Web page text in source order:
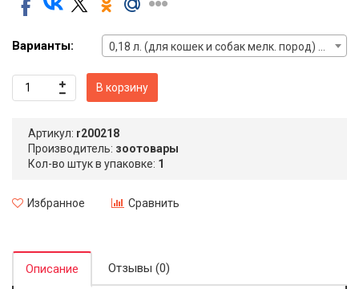
Варианты:
В корзину
Артикул: r200218
Производитель: зоотовары
Кол-во штук в упаковке: 1
Избранное Сравнить
Описание Отзывы (0)